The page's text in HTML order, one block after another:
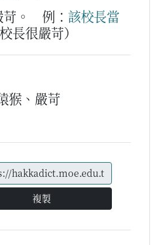
。 例： 該校長當
長很嚴苛）
猴、嚴苛
複製